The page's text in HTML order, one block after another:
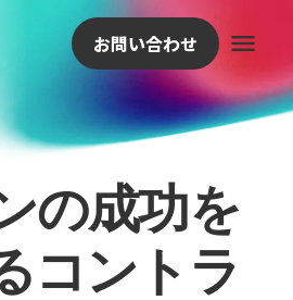
お問い合わせ menu
の成功を
コントラ